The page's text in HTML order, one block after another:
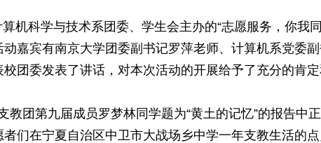
算机科学与技术系团委、学生会主办的“志愿服务，你我
嘉宾有南京大学团委副书记罗萍老师、计算机系党委
团委发表了讲话，对本次活动的开展给予了充分的肯
教团第九届成员罗梦林同学题为“黄土的记忆”的报告中
们在宁夏自治区中卫市大战场乡中学一年支教生活的